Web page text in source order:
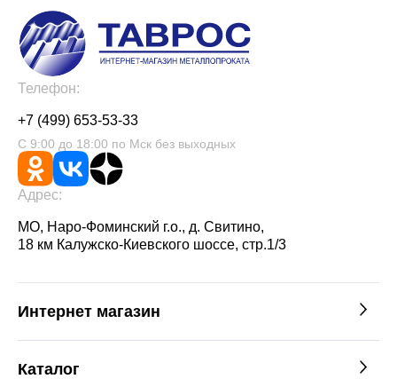
Телефон:
+7 (499) 653-53-33
С 9:00 до 18:00 по Мск без выходных
Адрес:
МО, Наро-Фоминский г.о., д. Свитино,
18 км Калужско-Киевского шоссе, стр.1/3
Интернет магазин
Каталог